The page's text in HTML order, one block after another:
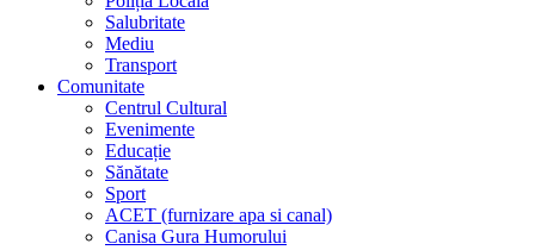
Salubritate
Mediu
Transport
Comunitate
Centrul Cultural
Evenimente
Educație
Sănătate
Sport
ACET (furnizare apa si canal)
Canisa Gura Humorului